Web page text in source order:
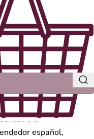
CON AMOR
Hispánica
Hispanica,
a un
español,